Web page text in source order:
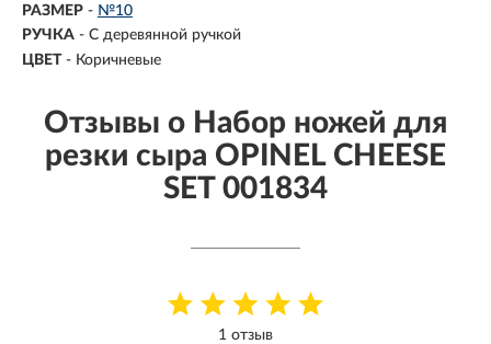
РАЗМЕР - №10
РУЧКА - С деревянной ручкой
ЦВЕТ - Коричневые
Отзывы о Набор ножей для
резки сыра OPINEL CHEESE
SET 001834
1 отзыв